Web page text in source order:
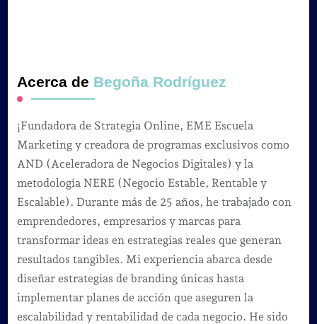
Acerca de Begoña Rodríguez
¡Fundadora de Strategia Online, EME Escuela
Marketing y creadora de programas exclusivos como
AND (Aceleradora de Negocios Digitales) y la
metodología NERE (Negocio Estable, Rentable y
Escalable). Durante más de 25 años, he trabajado con
emprendedores, empresarios y marcas para
transformar ideas en estrategias reales que generan
resultados tangibles. Mi experiencia abarca desde
diseñar estrategias de branding únicas hasta
implementar planes de acción que aseguren la
escalabilidad y rentabilidad de cada negocio. He sido